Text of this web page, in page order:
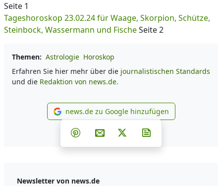
Seite 1
Tageshoroskop 23.02.24 für Waage, Skorpion, Schütze,
Steinbock, Wassermann und FischeSeite 2
Themen: Astrologie Horoskop
Erfahren Sie hier mehr über die journalistischen Standards
und die Redaktion von news.de.
news.de zu Google
news.de zu Google hinzufügen
Teilen auf Facebook
Teilen auf Whatsapp
Teilen auf Telegram
Teilen auf Pinterest
Per E-Mail teilen
Post auf X
Newsletter von news.de